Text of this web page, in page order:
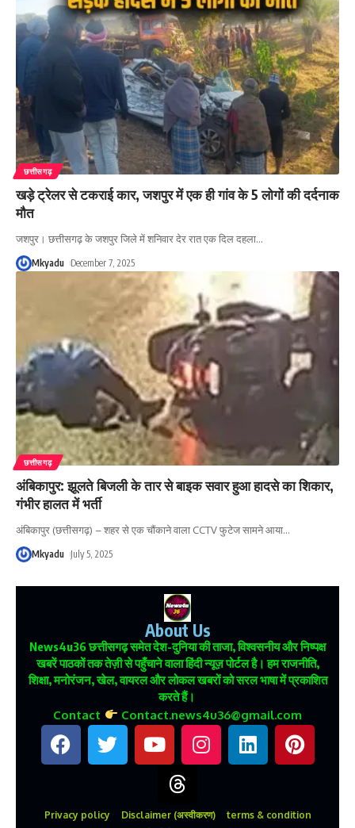
छत्तीसगढ़
खड़े ट्रेलर से टकराई कार, जशपुर में एक ही गांव के 5 लोगों की दर्दनाक
मौत
जशपुर। छत्तीसगढ़ के जशपुर जिले में शनिवार देर रात एक दिल दहला…
Mkyadu December 7, 2025
छत्तीसगढ़
अंबिकापुर: झूलते बिजली के तार से बाइक सवार हुआ हादसे का शिकार,
गंभीर हालत में भर्ती
अंबिकापुर (छत्तीसगढ़) – शहर से एक चौंकाने वाला CCTV फुटेज सामने आया…
Mkyadu July 5, 2025
About Us
News4u36छत्तीसगढ़ समेत देश-दुनिया की ताजा, विश्वसनीय और निष्पक्ष
खबरें पाठकों तक तेज़ी से पहुँचाने वाला हिंदी न्यूज़ पोर्टल है। हम राजनीति,
शिक्षा, मनोरंजन, खेल, वायरल और लोकल खबरों को सरल भाषा में प्रकाशित
करते हैं।
Contact Contact.news4u36@gmail.com
Privacy policy Disclaimer (अस्वीकरण)
terms & condition